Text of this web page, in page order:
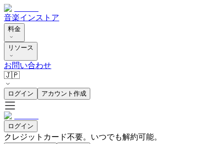
音楽インストア
料金
リソース
お問い合わせ
🇯🇵
ログイン アカウント作成
ログイン
クレジットカード不要。いつでも解約可能。